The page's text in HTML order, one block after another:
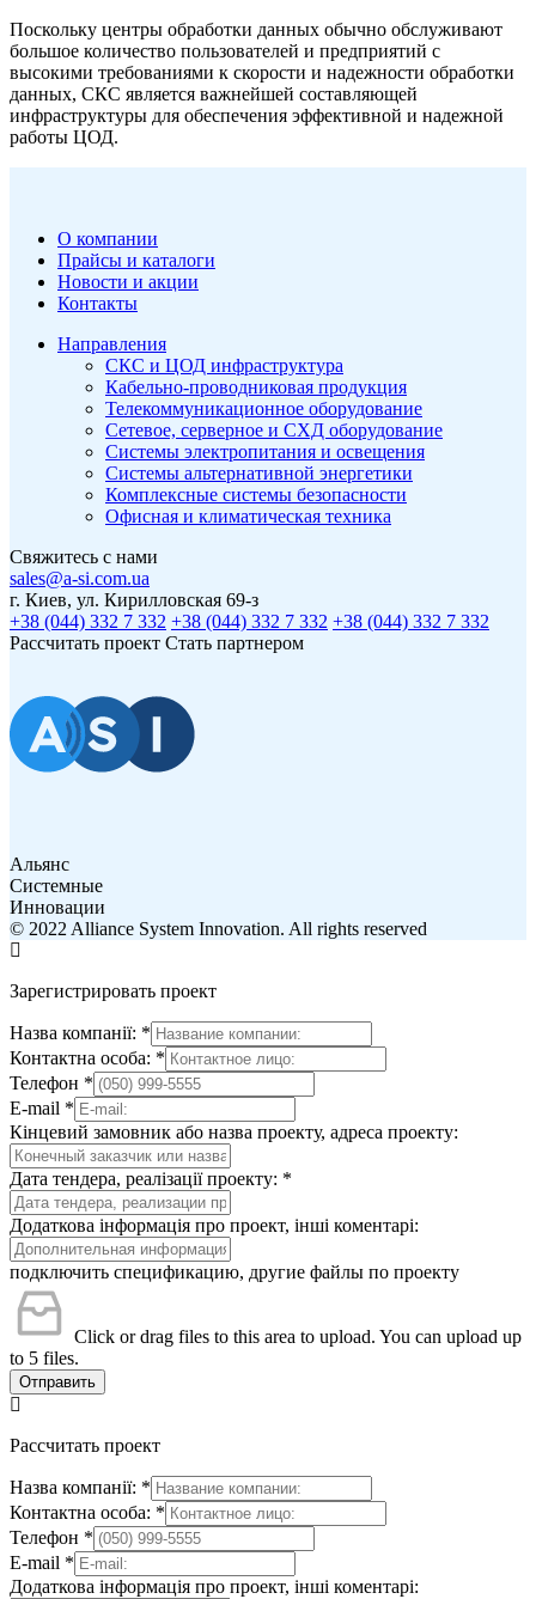
Поскольку центры обработки данных обычно обслуживают
большое количество пользователей и предприятий с
высокими требованиями к скорости и надежности обработки
данных, СКС является важнейшей составляющей
инфраструктуры для обеспечения эффективной и надежной
работы ЦОД.
О компании
Прайсы и каталоги
Новости и акции
Контакты
Направления
СКС и ЦОД инфраструктура
Кабельно-проводниковая продукция
Телекоммуникационное оборудование
Сетевое, серверное и СХД оборудование
Системы электропитания и освещения
Системы альтернативной энергетики
Комплексные системы безопасности
Офисная и климатическая техника
Свяжитесь с нами
sales@a-si.com.ua
г. Киев, ул. Кирилловская 69-з
+38 (044) 332 7 332 +38 (044) 332 7 332 +38 (044) 332 7 332
Рассчитать проект Стать партнером
Альянс
Системные
Инновации
© 2022 Alliance System Innovation. All rights reserved
Зарегистрировать проект
Назва компанії: *
Контактна особа: *
Телефон *
E-mail *
Кінцевий замовник або назва проекту, адреса проекту:
Дата тендера, реалізації проекту: *
Додаткова інформація про проект, інші коментарі:
подключить спецификацию, другие файлы по проекту
Click or drag files to this area to upload. You can upload up
to 5 files.
Отправить
Рассчитать проект
Назва компанії: *
Контактна особа: *
Телефон *
E-mail *
Додаткова інформація про проект, інші коментарі: